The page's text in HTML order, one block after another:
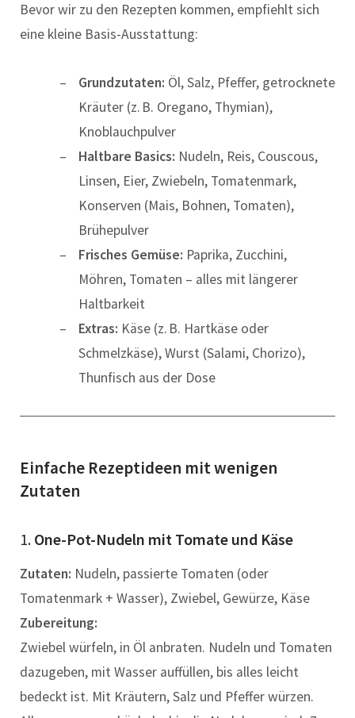
Bevor wir zu den Rezepten kommen, empfiehlt sich
eine kleine Basis-Ausstattung:
Grundzutaten: Öl, Salz, Pfeffer, getrocknete
Kräuter (z. B. Oregano, Thymian),
Knoblauchpulver
Haltbare Basics: Nudeln, Reis, Couscous,
Linsen, Eier, Zwiebeln, Tomatenmark,
Konserven (Mais, Bohnen, Tomaten),
Brühepulver
Frisches Gemüse: Paprika, Zucchini,
Möhren, Tomaten – alles mit längerer
Haltbarkeit
Extras: Käse (z. B. Hartkäse oder
Schmelzkäse), Wurst (Salami, Chorizo),
Thunfisch aus der Dose
Einfache Rezeptideen mit wenigen
Zutaten
1. One-Pot-Nudeln mit Tomate und Käse
Zutaten: Nudeln, passierte Tomaten (oder
Tomatenmark + Wasser), Zwiebel, Gewürze, Käse
Zubereitung:
Zwiebel würfeln, in Öl anbraten. Nudeln und Tomaten
dazugeben, mit Wasser auffüllen, bis alles leicht
bedeckt ist. Mit Kräutern, Salz und Pfeffer würzen.